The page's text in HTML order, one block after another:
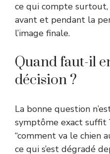
ce qui compte surtout,
avant et pendant la
l’image finale.
Quand faut-il
décision ?
La bonne question
symptôme exact suffit
“comment va le chien
ce qui s’est dégradé